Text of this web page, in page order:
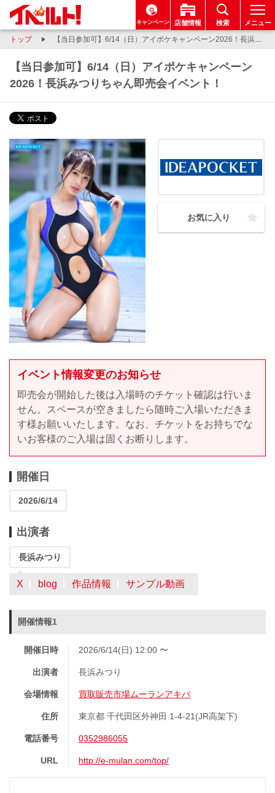
キャンペーン 店舗情報 検索 メニュー
トップ 【当日参加可】6/14（日）アイポケキャンペーン2026！長浜みつりちゃん即売会イベント！
【当日参加可】6/14（日）アイポケキャンペーン
2026！長浜みつりちゃん即売会イベント！
お気に入り
イベント情報変更のお知らせ
即売会が開始した後は入場時のチケット確認は行いま
せん。スペースが空きましたら随時ご入場いただきま
す様お願いいたします。なお、チケットをお持ちでな
いお客様のご入場は固くお断りします。
開催日
2026/6/14
出演者
長浜みつり
X blog 作品情報 サンプル動画
開催情報1
開催日時 2026/6/14(日) 12:00 〜
出演者 長浜みつり
会場情報 買取販売市場ムーランアキバ
住所 東京都 千代田区外神田 1-4-21(JR高架下)
電話番号 0352986055
URL http://e-mulan.com/top/